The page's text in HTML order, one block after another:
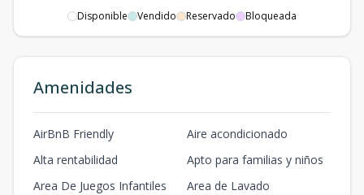
Disponible Vendido Reservado Bloqueada
Amenidades
AirBnB Friendly
Aire acondicionado
Alta rentabilidad
Apto para familias y niños
Area De Juegos Infantiles
Area de Lavado